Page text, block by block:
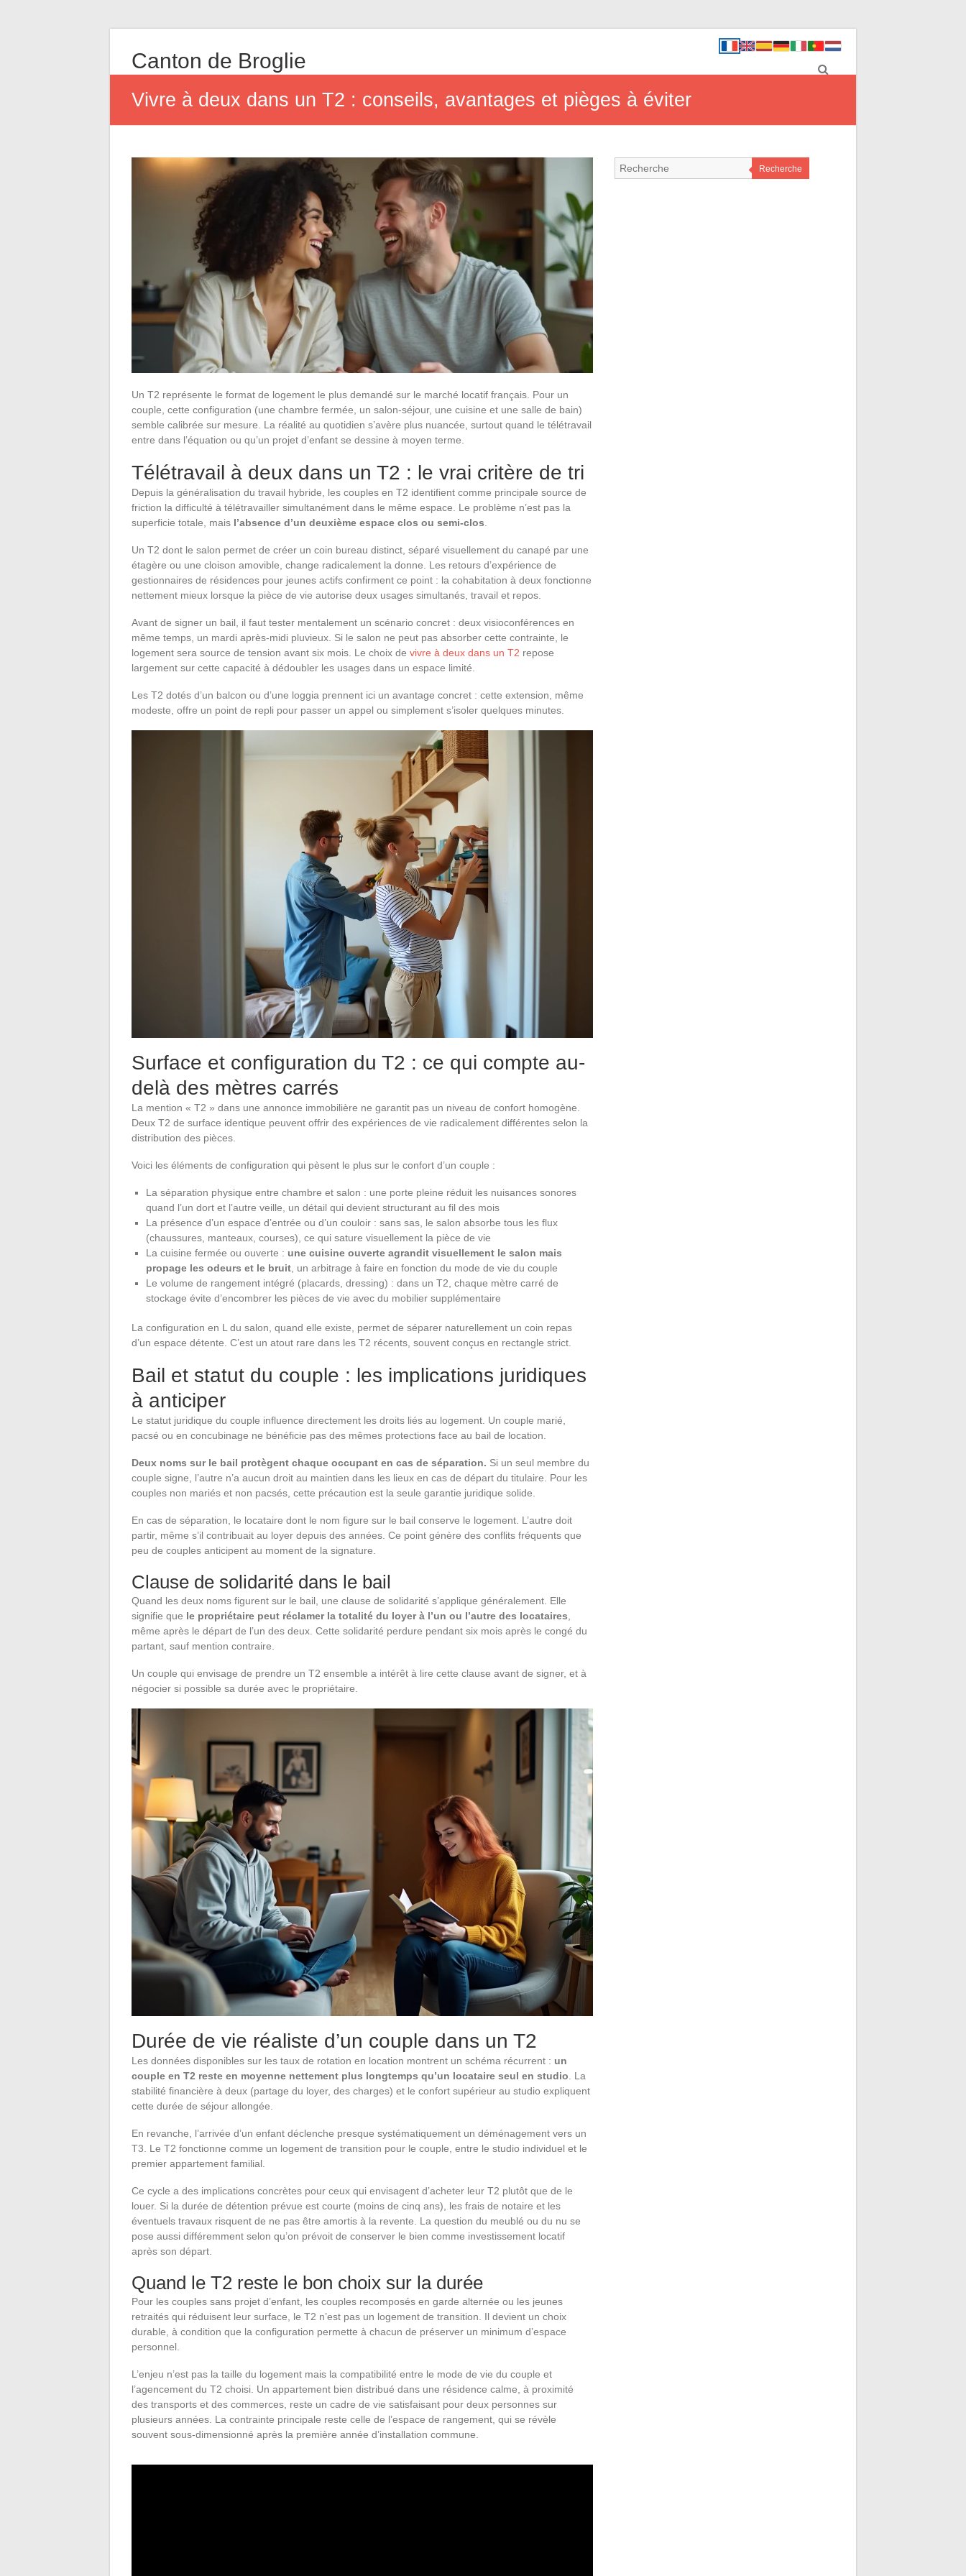
Canton de Broglie
Vivre à deux dans un T2 : conseils, avantages et pièges à éviter
Un T2 représente le format de logement le plus demandé sur le marché locatif français. Pour un
couple, cette configuration (une chambre fermée, un salon-séjour, une cuisine et une salle de bain)
semble calibrée sur mesure. La réalité au quotidien s’avère plus nuancée, surtout quand le télétravail
entre dans l’équation ou qu’un projet d’enfant se dessine à moyen terme.
Télétravail à deux dans un T2 : le vrai critère de tri
Depuis la généralisation du travail hybride, les couples en T2 identifient comme principale source de
friction la difficulté à télétravailler simultanément dans le même espace. Le problème n’est pas la
superficie totale, mais l’absence d’un deuxième espace clos ou semi-clos
Un T2 dont le salon permet de créer un coin bureau distinct, séparé visuellement du canapé par une
étagère ou une cloison amovible, change radicalement la donne. Les retours d’expérience de
gestionnaires de résidences pour jeunes actifs confirment ce point : la cohabitation à deux fonctionne
nettement mieux lorsque la pièce de vie autorise deux usages simultanés, travail et repos.
Avant de signer un bail, il faut tester mentalement un scénario concret : deux visioconférences en
même temps, un mardi après-midi pluvieux. Si le salon ne peut pas absorber cette contrainte, le
logement sera source de tension avant six mois. Le choix de vivre à deux dans un T2 repose
largement sur cette capacité à dédoubler les usages dans un espace limité.
Les T2 dotés d’un balcon ou d’une loggia prennent ici un avantage concret : cette extension, même
modeste, offre un point de repli pour passer un appel ou simplement s’isoler quelques minutes.
Surface et configuration du T2 : ce qui compte au-
delà des mètres carrés
La mention « T2 » dans une annonce immobilière ne garantit pas un niveau de confort homogène.
Deux T2 de surface identique peuvent offrir des expériences de vie radicalement différentes selon la
distribution des pièces.
Voici les éléments de configuration qui pèsent le plus sur le confort d’un couple :
La séparation physique entre chambre et salon : une porte pleine réduit les nuisances sonores
quand l’un dort et l’autre veille, un détail qui devient structurant au fil des mois
La présence d’un espace d’entrée ou d’un couloir : sans sas, le salon absorbe tous les flux
(chaussures, manteaux, courses), ce qui sature visuellement la pièce de vie
La cuisine fermée ou ouverte : une cuisine ouverte agrandit visuellement le salon mais
propage les odeurs et le bruit , un arbitrage à faire en fonction du mode de vie du couple
Le volume de rangement intégré (placards, dressing) : dans un T2, chaque mètre carré de
stockage évite d’encombrer les pièces de vie avec du mobilier supplémentaire
La configuration en L du salon, quand elle existe, permet de séparer naturellement un coin repas
d’un espace détente. C’est un atout rare dans les T2 récents, souvent conçus en rectangle strict.
Bail et statut du couple : les implications juridiques
à anticiper
Le statut juridique du couple influence directement les droits liés au logement. Un couple marié,
pacsé ou en concubinage ne bénéficie pas des mêmes protections face au bail de location.
Deux noms sur le bail protègent chaque occupant en cas de séparation. Si un seul membre du
couple signe, l’autre n’a aucun droit au maintien dans les lieux en cas de départ du titulaire. Pour les
couples non mariés et non pacsés, cette précaution est la seule garantie juridique solide.
En cas de séparation, le locataire dont le nom figure sur le bail conserve le logement. L’autre doit
partir, même s’il contribuait au loyer depuis des années. Ce point génère des conflits fréquents que
peu de couples anticipent au moment de la signature.
Clause de solidarité dans le bail
Quand les deux noms figurent sur le bail, une clause de solidarité s’applique généralement. Elle
signifie que le propriétaire peut réclamer la totalité du loyer à l’un ou l’autre des locataires
même après le départ de l’un des deux. Cette solidarité perdure pendant six mois après le congé du
partant, sauf mention contraire.
Un couple qui envisage de prendre un T2 ensemble a intérêt à lire cette clause avant de signer, et à
négocier si possible sa durée avec le propriétaire.
Durée de vie réaliste d’un couple dans un T2
Les données disponibles sur les taux de rotation en location montrent un schéma récurrent : un
couple en T2 reste en moyenne nettement plus longtemps qu’un locataire seul en studio . La
stabilité financière à deux (partage du loyer, des charges) et le confort supérieur au studio expliquent
cette durée de séjour allongée.
En revanche, l’arrivée d’un enfant déclenche presque systématiquement un déménagement vers un
T3. Le T2 fonctionne comme un logement de transition pour le couple, entre le studio individuel et le
premier appartement familial.
Ce cycle a des implications concrètes pour ceux qui envisagent d’acheter leur T2 plutôt que de le
louer. Si la durée de détention prévue est courte (moins de cinq ans), les frais de notaire et les
éventuels travaux risquent de ne pas être amortis à la revente. La question du meublé ou du nu se
pose aussi différemment selon qu’on prévoit de conserver le bien comme investissement locatif
après son départ.
Quand le T2 reste le bon choix sur la durée
Pour les couples sans projet d’enfant, les couples recomposés en garde alternée ou les jeunes
retraités qui réduisent leur surface, le T2 n’est pas un logement de transition. Il devient un choix
durable, à condition que la configuration permette à chacun de préserver un minimum d’espace
personnel.
L’enjeu n’est pas la taille du logement mais la compatibilité entre le mode de vie du couple et
l’agencement du T2 choisi. Un appartement bien distribué dans une résidence calme, à proximité
des transports et des commerces, reste un cadre de vie satisfaisant pour deux personnes sur
plusieurs années. La contrainte principale reste celle de l’espace de rangement, qui se révèle
souvent sous-dimensionné après la première année d’installation commune.
Recherche